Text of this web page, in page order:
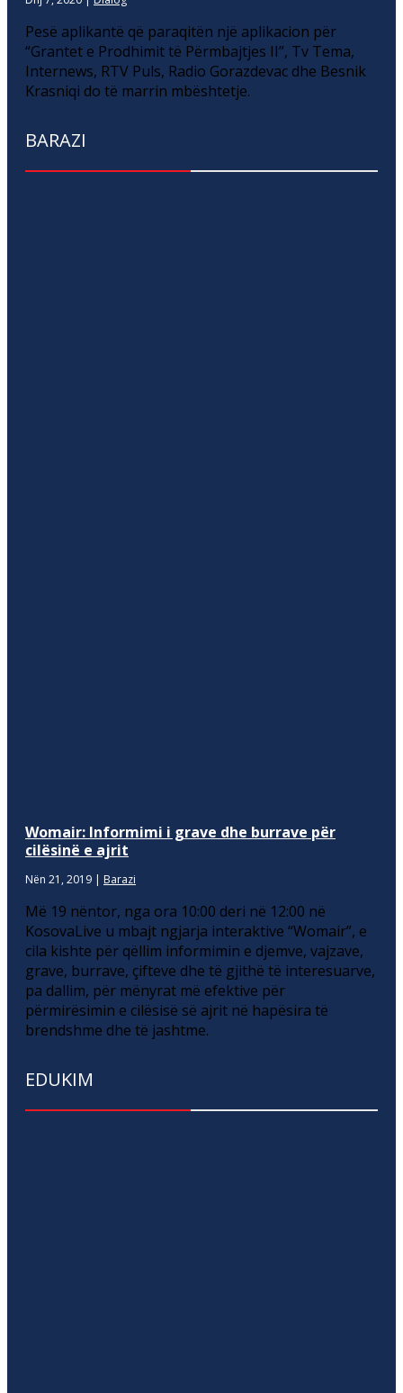
Pesë aplikantë që paraqitën një aplikacion për
“Grantet e Prodhimit të Përmbajtjes II”, Tv Tema,
Internews, RTV Puls, Radio Gorazdevac dhe Besnik
Krasniqi do të marrin mbështetje.
BARAZI
Womair: Informimi i grave dhe burrave për
cilësinë e ajrit
Nën 21, 2019 | Barazi
Më 19 nëntor, nga ora 10:00 deri në 12:00 në
KosovaLive u mbajt ngjarja interaktive “Womair”, e
cila kishte për qëllim informimin e djemve, vajzave,
grave, burrave, çifteve dhe të gjithë të interesuarve,
pa dallim, për mënyrat më efektive për
përmirësimin e cilësisë së ajrit në hapësira të
brendshme dhe të jashtme.
EDUKIM